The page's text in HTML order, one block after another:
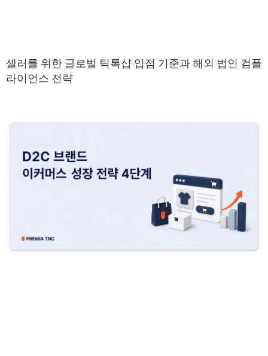
셀러를 위한 글로벌 틱톡샵 입점 기준과 해외 법인 컴플
라이언스 전략